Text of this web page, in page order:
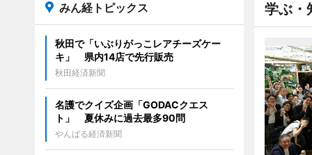
学ぶ・
みん経トピックス
秋田で「いぶりがっこレアチーズケー
キ」 県内14店で先行販売
秋田経済新聞
名護でクイズ企画「GODACクエス
ト」 夏休みに過去最多90問
やんばる経済新聞